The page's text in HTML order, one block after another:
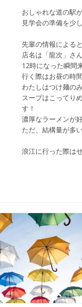
おしゃれな道の駅
見学会の準備を少
先輩の情報による
店名は「龍次」さん
12時になった瞬間
行く際はお昼の時
わたしはつけ麺の
スープはこってり
す！
濃厚なラーメンが
ただ、結構量が多
浪江に行った際は